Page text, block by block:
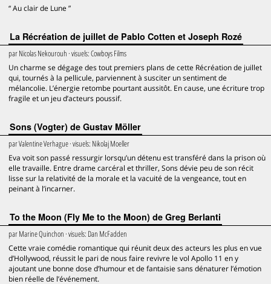
“ Au clair de Lune ”
La Récréation de juillet de Pablo Cotten et Joseph Rozé
parNicolas Nekourouh · visuels:Cowboys Films
Un charme se dégage des tout premiers plans de cette Récréation de juillet
qui, tournés à la pellicule, parviennent à susciter un sentiment de
mélancolie. L’énergie retombe pourtant aussitôt. En cause, une écriture trop
fragile et un jeu d’acteurs poussif.
Sons (Vogter) de Gustav Möller
parValentine Verhague· visuels: Nikolaj Moeller
Eva voit son passé ressurgir lorsqu’un détenu est transféré dans la prison où
elle travaille. Entre drame carcéral et thriller, Sons dévie peu de son récit
lisse sur la relativité de la morale et la vacuité de la vengeance, tout en
peinant à l’incarner.
To the Moon (Fly Me to the Moon) de Greg Berlanti
parMarine Quinchon · visuels: Dan McFadden
Cette vraie comédie romantique qui réunit deux des acteurs les plus en vue
d’Hollywood, réussit le pari de nous faire revivre le vol Apollo 11 en y
ajoutant une bonne dose d’humour et de fantaisie sans dénaturer l’émotion
bien réelle de l’événement.